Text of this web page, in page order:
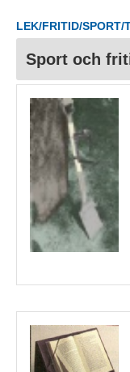
LEK/FRITID/SPORT/
Sport och